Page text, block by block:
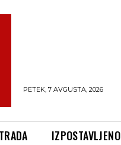
PETEK, 7 AVGUSTA, 2026
IZPOSTAVLJENO